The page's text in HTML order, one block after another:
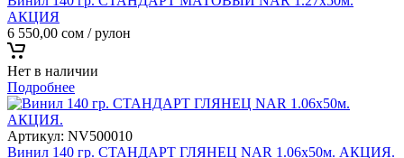
АКЦИЯ
6 550,00 сом / рулон
Нет в наличии
Подробнее
Артикул: NV500010
Винил 140 гр. СТАНДАРТ ГЛЯНЕЦ NAR 1.06х50м. АКЦИЯ.